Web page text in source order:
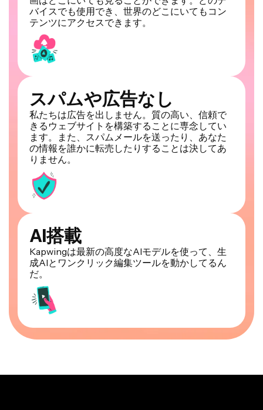
バイスでも使用でき、世界のどこにいてもコン
テンツにアクセスできます。
スパムや広告なし
私たちは広告を出しません。質の高い、信頼で
きるウェブサイトを構築することに専念してい
ます。また、スパムメールを送ったり、あなた
の情報を誰かに転売したりすることは決してあ
りません。
AI搭載
Kapwingは最新の高度なAIモデルを使って、生
成AIとワンクリック編集ツールを動かしてるん
だ。